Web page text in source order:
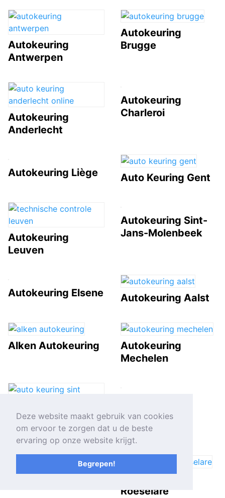
Autokeuring
Antwerpen
Autokeuring
Brugge
Autokeuring
Anderlecht
Autokeuring
Charleroi
Autokeuring Liège Auto Keuring Gent
Autokeuring
Leuven
Autokeuring Sint-
Jans-Molenbeek
Autokeuring Elsene Autokeuring Aalst
Alken Autokeuring
Autokeuring
Mechelen
Autokeuring Sint
Niklaas
Kortrijk
Autokeuring
Roeselare
Deze website maakt gebruik van cookies
om ervoor te zorgen dat u de beste
ervaring op onze website krijgt.
Begrepen!